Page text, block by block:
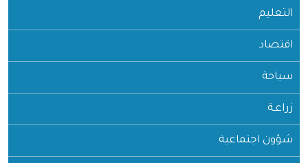
التعليم
اقتصاد
سياحة
زراعـة
شؤون اجتماعية